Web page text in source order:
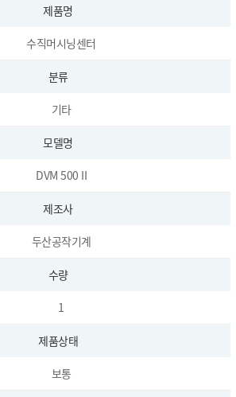
제품명
수직머시닝센터
분류
기타
모델명
DVM 500 II
제조사
두산공작기계
수량
1
제품상태
보통